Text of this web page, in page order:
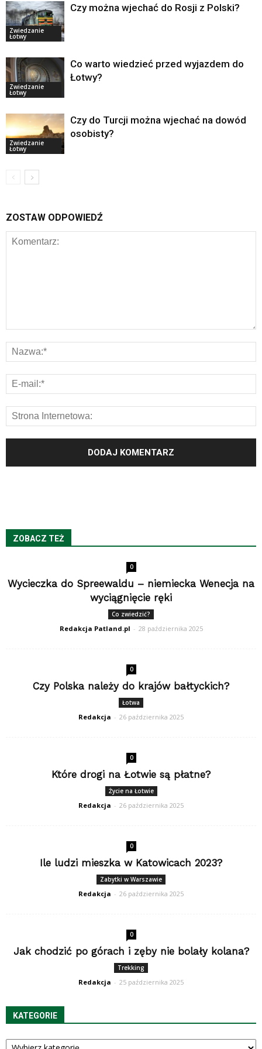
Zwiedzanie
Łotwy
Czy można wjechać do Rosji z Polski?
Zwiedzanie
Łotwy
Co warto wiedzieć przed wyjazdem do
Łotwy?
Zwiedzanie
Łotwy
Czy do Turcji można wjechać na dowód
osobisty?
ZOSTAW ODPOWIEDŹ
ZOBACZ TEŻ
0
Wycieczka do Spreewaldu – niemiecka Wenecja na
wyciągnięcie ręki
Co zwiedzić?
Redakcja Patland.pl - 28 października 2025
0
Czy Polska należy do krajów bałtyckich?
Łotwa
Redakcja - 26 października 2025
0
Które drogi na Łotwie są płatne?
Życie na Łotwie
Redakcja - 26 października 2025
0
Ile ludzi mieszka w Katowicach 2023?
Zabytki w Warszawie
Redakcja - 26 października 2025
0
Jak chodzić po górach i zęby nie bolały kolana?
Trekking
Redakcja - 25 października 2025
KATEGORIE
Kategorie